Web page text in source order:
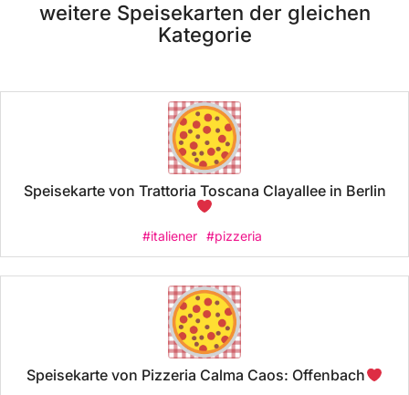
weitere Speisekarten der gleichen
Kategorie
Speisekarte von Trattoria Toscana Clayallee in Berlin
#italiener #pizzeria
Speisekarte von Pizzeria Calma Caos: Offenbach